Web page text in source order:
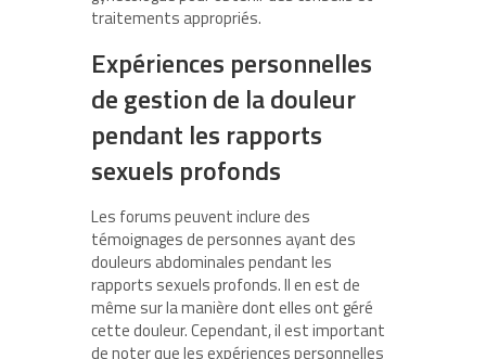
traitements appropriés.
Expériences personnelles
de gestion de la douleur
pendant les rapports
sexuels profonds
Les forums peuvent inclure des
témoignages de personnes ayant des
douleurs abdominales pendant les
rapports sexuels profonds. Il en est de
même sur la manière dont elles ont géré
cette douleur. Cependant, il est important
de noter que les expériences personnelles